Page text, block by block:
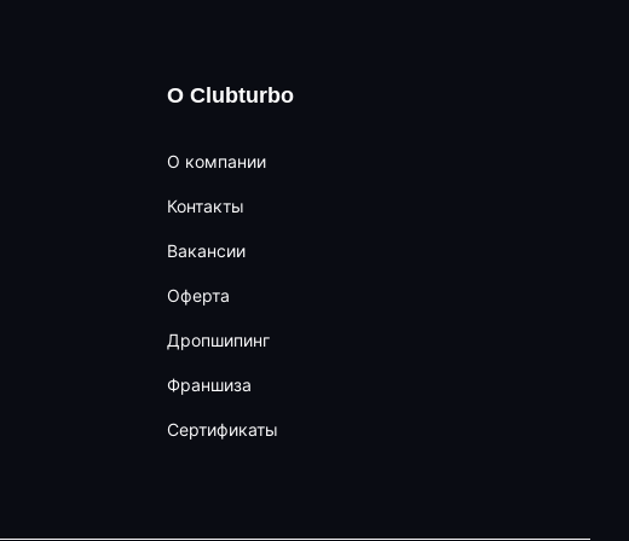
О Clubturbo
О компании
Контакты
Вакансии
Оферта
Дропшипинг
Франшиза
Сертификаты